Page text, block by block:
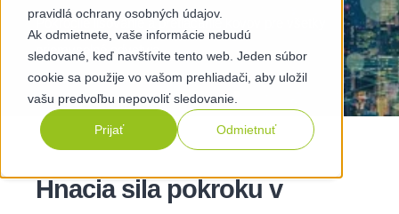
pravidlá ochrany osobných údajov.
Ak odmietnete, vaše informácie nebudú
sledované, keď navštívite tento web. Jeden súbor
cookie sa použije vo vašom prehliadači, aby uložil
vašu predvoľbu nepovoliť sledovanie.
Prijať Odmietnuť
Pokročilé lisovanie a pretláčanie kovov pre všetky
priemyselné odvetvia.
Hnacia sila pokroku v